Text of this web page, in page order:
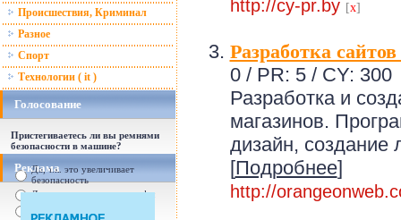
Происшествия, Криминал
Разное
Спорт
Технологии ( it )
Голосование
Пристегиваетесь ли вы ремнями
безопасности в машине?
Да, т.к. это увеличивает
безопасность
Да, т.к. увеличились штрафы
Реклама
http://cy-pr.by [x]
Разработка
0 / PR: 5 / CY: 300
Разработка и
магазинов.
дизайн, создание
[Подробнее]
http://